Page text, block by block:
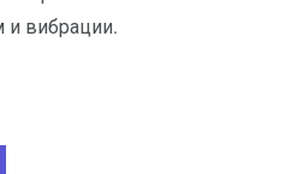
и вибрации.